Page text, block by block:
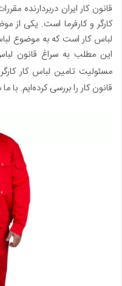
قانون کار ایران دربردارنده
کارگر و کارفرما است. یکی از
لباس کار است که به موضوع
این مطلب به سراغ قانون
مسئولیت تامین لباس کار
قانون کار را بررسی کرده‌ایم. با